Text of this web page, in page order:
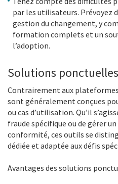
par les utilisateurs. Prévoyez
gestion du changement, y
formation complets et un
l’adoption.
Solutions
Contrairement aux
sont généralement conçues
ou cas d’utilisation. Qu’il
fraude spécifique ou de gérer
conformité, ces outils se
dédiée et adaptée aux défis
Avantages des solutions